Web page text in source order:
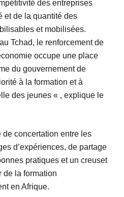
des entreprises
et de la quantité des
et mobilisées.
Tchad, le renforcement de
occupe une place
du gouvernement de
à la formation et à
des jeunes « , explique le
de concertation entre les
d’expériences, de partage
pratiques et un creuset
de la formation
en Afrique.